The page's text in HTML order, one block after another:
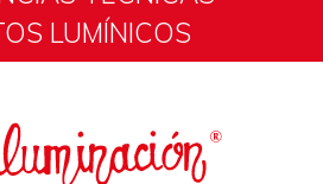
LUMÍNICOS